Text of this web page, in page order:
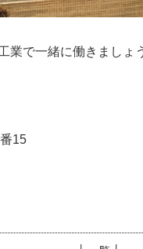
業で一緒に働きましょ
15